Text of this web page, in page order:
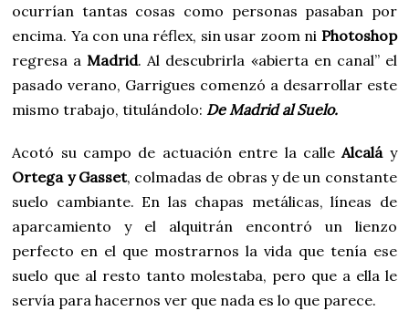
ocurrían tantas cosas como personas pasaban por
encima. Ya con una réflex, sin usar zoom ni Photoshop
regresa a Madrid. Al descubrirla «abierta en canal” el
pasado verano, Garrigues comenzó a desarrollar este
mismo trabajo, titulándolo: De Madrid al Suelo.
Acotó su campo de actuación entre la calleAlcaláy
Ortega y Gasset, colmadas de obras y de un constante
suelo cambiante. En las chapas metálicas, líneas de
aparcamiento y el alquitrán encontró un lienzo
perfecto en el que mostrarnos la vida que tenía ese
suelo que al resto tanto molestaba, pero que a ella le
servía para hacernos ver que nada es lo que parece.